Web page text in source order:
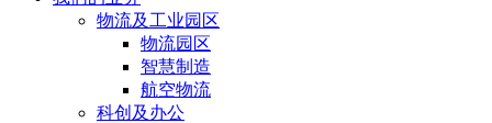
物流及工业园区
物流园区
智慧制造
航空物流
科创及办公